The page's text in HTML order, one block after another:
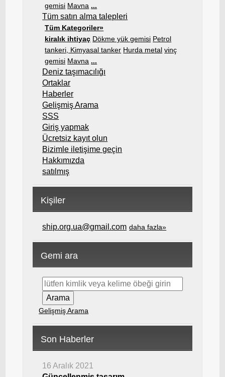
gemisi Mavna ...
Tüm satın alma talepleri
Tüm Kategoriler»
kiralık ihtiyaç Dökme yük gemisi Petrol
tankeri, Kimyasal tanker Hurda metal vinç
gemisi Mavna ...
Deniz taşımacılığı
Ortaklar
Haberler
Gelişmiş Arama
SSS
Giriş yapmak
Ücretsiz kayıt olun
Bizimle iletişime geçin
Hakkımızda
satılmış
Kişiler
ship.org.ua@gmail.com daha fazla»
Gemi ara
Gelişmiş Arama
Son Haberler
16 Aralık 2021